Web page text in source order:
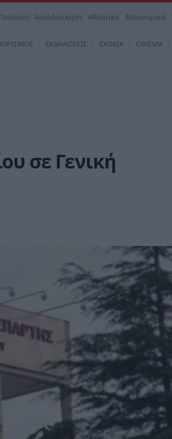
Αυτοδιοίκηση Αθλητικά Αστυνομικά
ΕΚΔΗΛΩΣΕΙΣ ΣΧΟΛΙΑ CINEMA
σε Γενική